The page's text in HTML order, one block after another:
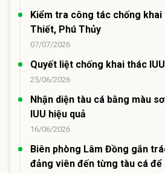
Kiểm tra công tác chống khai
Thiết, Phú Thủy
07/07/2026
Quyết liệt chống khai thác IUU
25/06/2026
Nhận diện tàu cá bằng màu
IUU hiệu quả
16/06/2026
Biên phòng Lâm Đồng gắn
đảng viên đến từng tàu cá để